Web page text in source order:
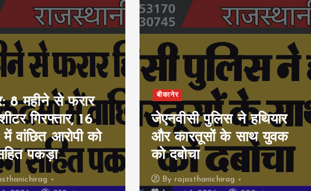
8 महीने से फरार
गिरफ्तार, 16
वांछित आरोपी को
पकड़ा
बीकानेर
जेएनवीसी पुलिस ने हथियार
और कारतूसों के साथ युवक
को दबोचा
By rajasthanichirag